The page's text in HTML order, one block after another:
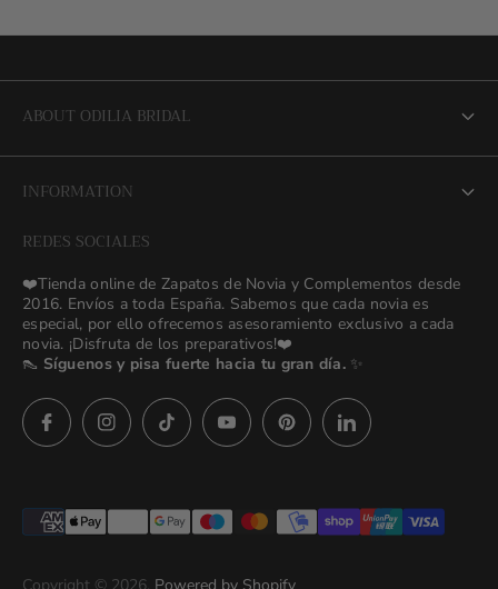
REDES SOCIALES
❤️Tienda online de Zapatos de Novia y Complementos desde
2016. Envíos a toda España. Sabemos que cada novia es
especial, por ello ofrecemos asesoramiento exclusivo a cada
novia. ¡Disfruta de los preparativos!❤️
👠 Síguenos y pisa fuerte hacia tu gran día. ✨
ABOUT ODILIA BRIDAL
Search
contact us
Asesoras👰🏻24h 627 23 25 76
INFORMATION
⭐ Opiniones de Nuestras Novias 👰🏻
💒 Novias Reales 💍✨
🚚 Envío y Cambios
Política de Privacidad
Imágenes descargables